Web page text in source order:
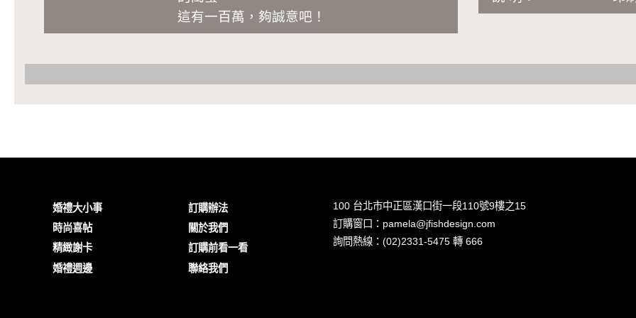
這有一百萬，夠誠意吧！
婚禮大小事
時尚喜帖
精緻謝卡
婚禮週邊
訂購辦法
關於我們
訂購前看一看
聯絡我們
100 台北市中正區漢口街一段110號9樓之15
訂購窗口：pamela@jfishdesign.com
詢問熱線：(02)2331-5475 轉 666